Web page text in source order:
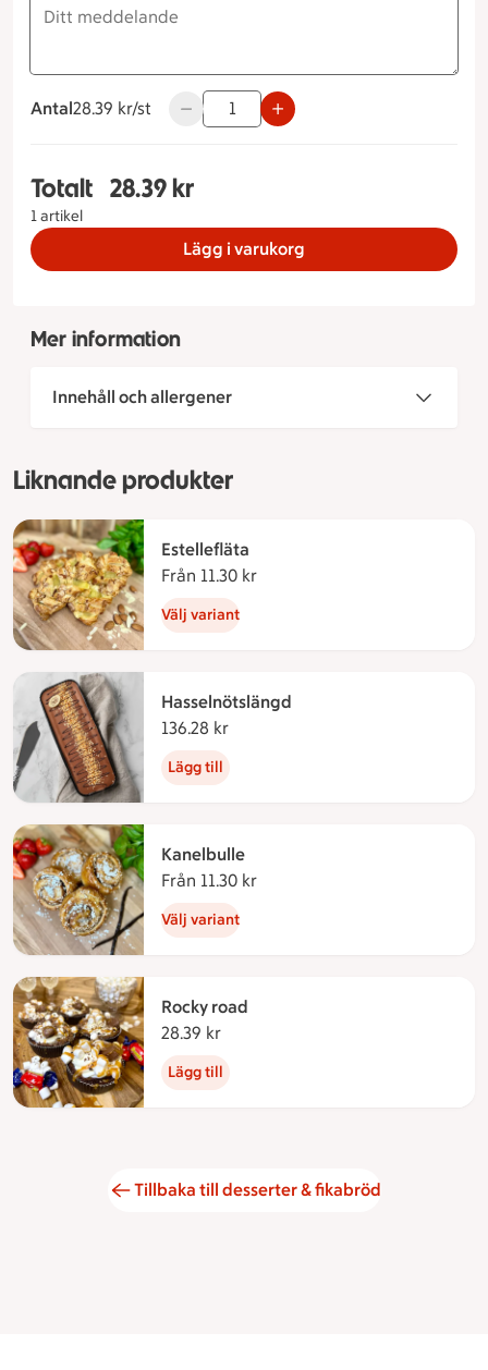
Antal
28.39 kronor styck
28.39 kr/st Använd knapparna för att minska
Totalt
1 artikel
Totalt 1 stycken Oreo-cheesecake, 28.39 kronor
28.39 kr
Lägg i varukorg
Mer information
Innehåll och allergener
Liknande produkter
Estellefläta
Från 11.30 kr
Välj variant
Hasselnötslängd
136.28 kr
Lägg till
Kanelbulle
Från 11.30 kr
Välj variant
Rocky road
28.39 kr
Lägg till
Tillbaka till desserter & fikabröd